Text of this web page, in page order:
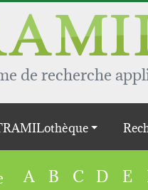
de recherche
A B C D E